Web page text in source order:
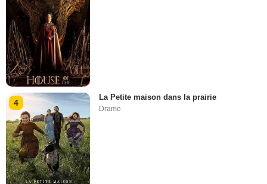
4
La Petite maison dans la prairie
Drame